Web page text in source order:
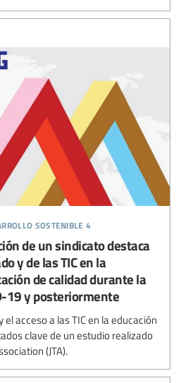
sostenible 4
de un sindicato destaca
y de las TIC en la
de calidad durante la
19 y posteriormente
el acceso a las TIC en la educación
clave de un estudio realizado
(JTA).